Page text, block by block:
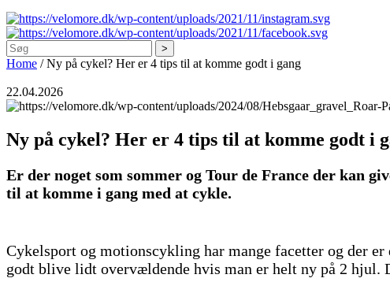
Søg
Home /Ny på cykel? Her er 4 tips til at komme godt i gang
22.04.2026
Ny på cykel? Her er 4 tips til at komme godt i
Er der noget som sommer og Tour de France der kan
til at komme i gang med at cykle.
Cykelsport og motionscykling har mange facetter og der
godt blive lidt overvældende hvis man er helt ny på 2 hjul.